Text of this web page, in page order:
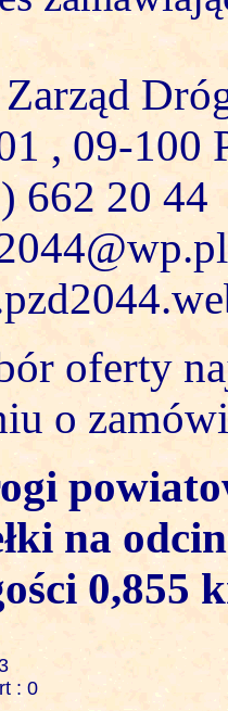
, 09-100
662 20 44
oferty
o
na
0,855
: 0